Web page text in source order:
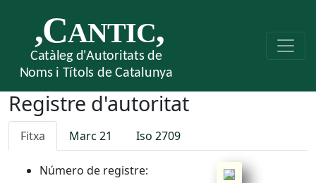
Registre d'autoritat
Fitxa Marc 21 Iso 2709
Número de registre: